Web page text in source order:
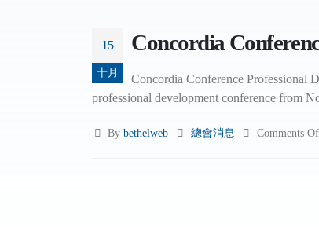
15
十月
Concordia
Concordia Conference Professional
professional development conference from
Bybethelweb 總會消息 Comments